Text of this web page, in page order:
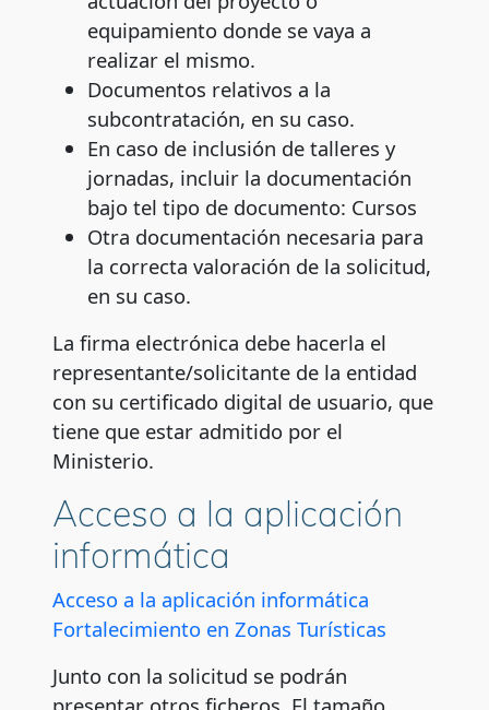
equipamiento donde se vaya a
realizar el mismo.
Documentos relativos a la
subcontratación, en su caso.
En caso de inclusión de talleres y
jornadas, incluir la documentación
bajo tel tipo de documento: Cursos
Otra documentación necesaria para
la correcta valoración de la solicitud,
en su caso.
La firma electrónica debe hacerla el
representante/solicitante de la entidad
con su certificado digital de usuario, que
tiene que estar admitido por el
Ministerio.
Acceso a la aplicación
informática
Acceso a la aplicación informática
Fortalecimiento en Zonas Turísticas
Junto con la solicitud se podrán